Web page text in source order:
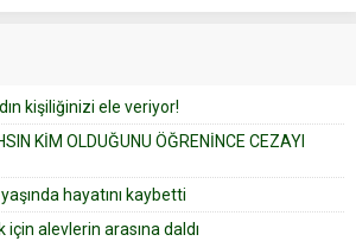
Prudence’ isimli tavsiye köşesine
yapıştırdığı için düğünden...
kişiliğinizi ele veriyor!
KİM OLDUĞUNU ÖĞRENİNCE CEZAYI
hayatını kaybetti
alevlerin arasına daldı